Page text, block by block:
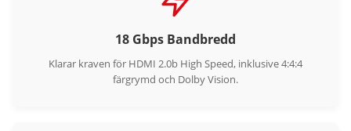
18 Gbps Bandbredd
Klarar kraven för HDMI 2.0b High Speed, inklusive 4:4:4
färgrymd och Dolby Vision.